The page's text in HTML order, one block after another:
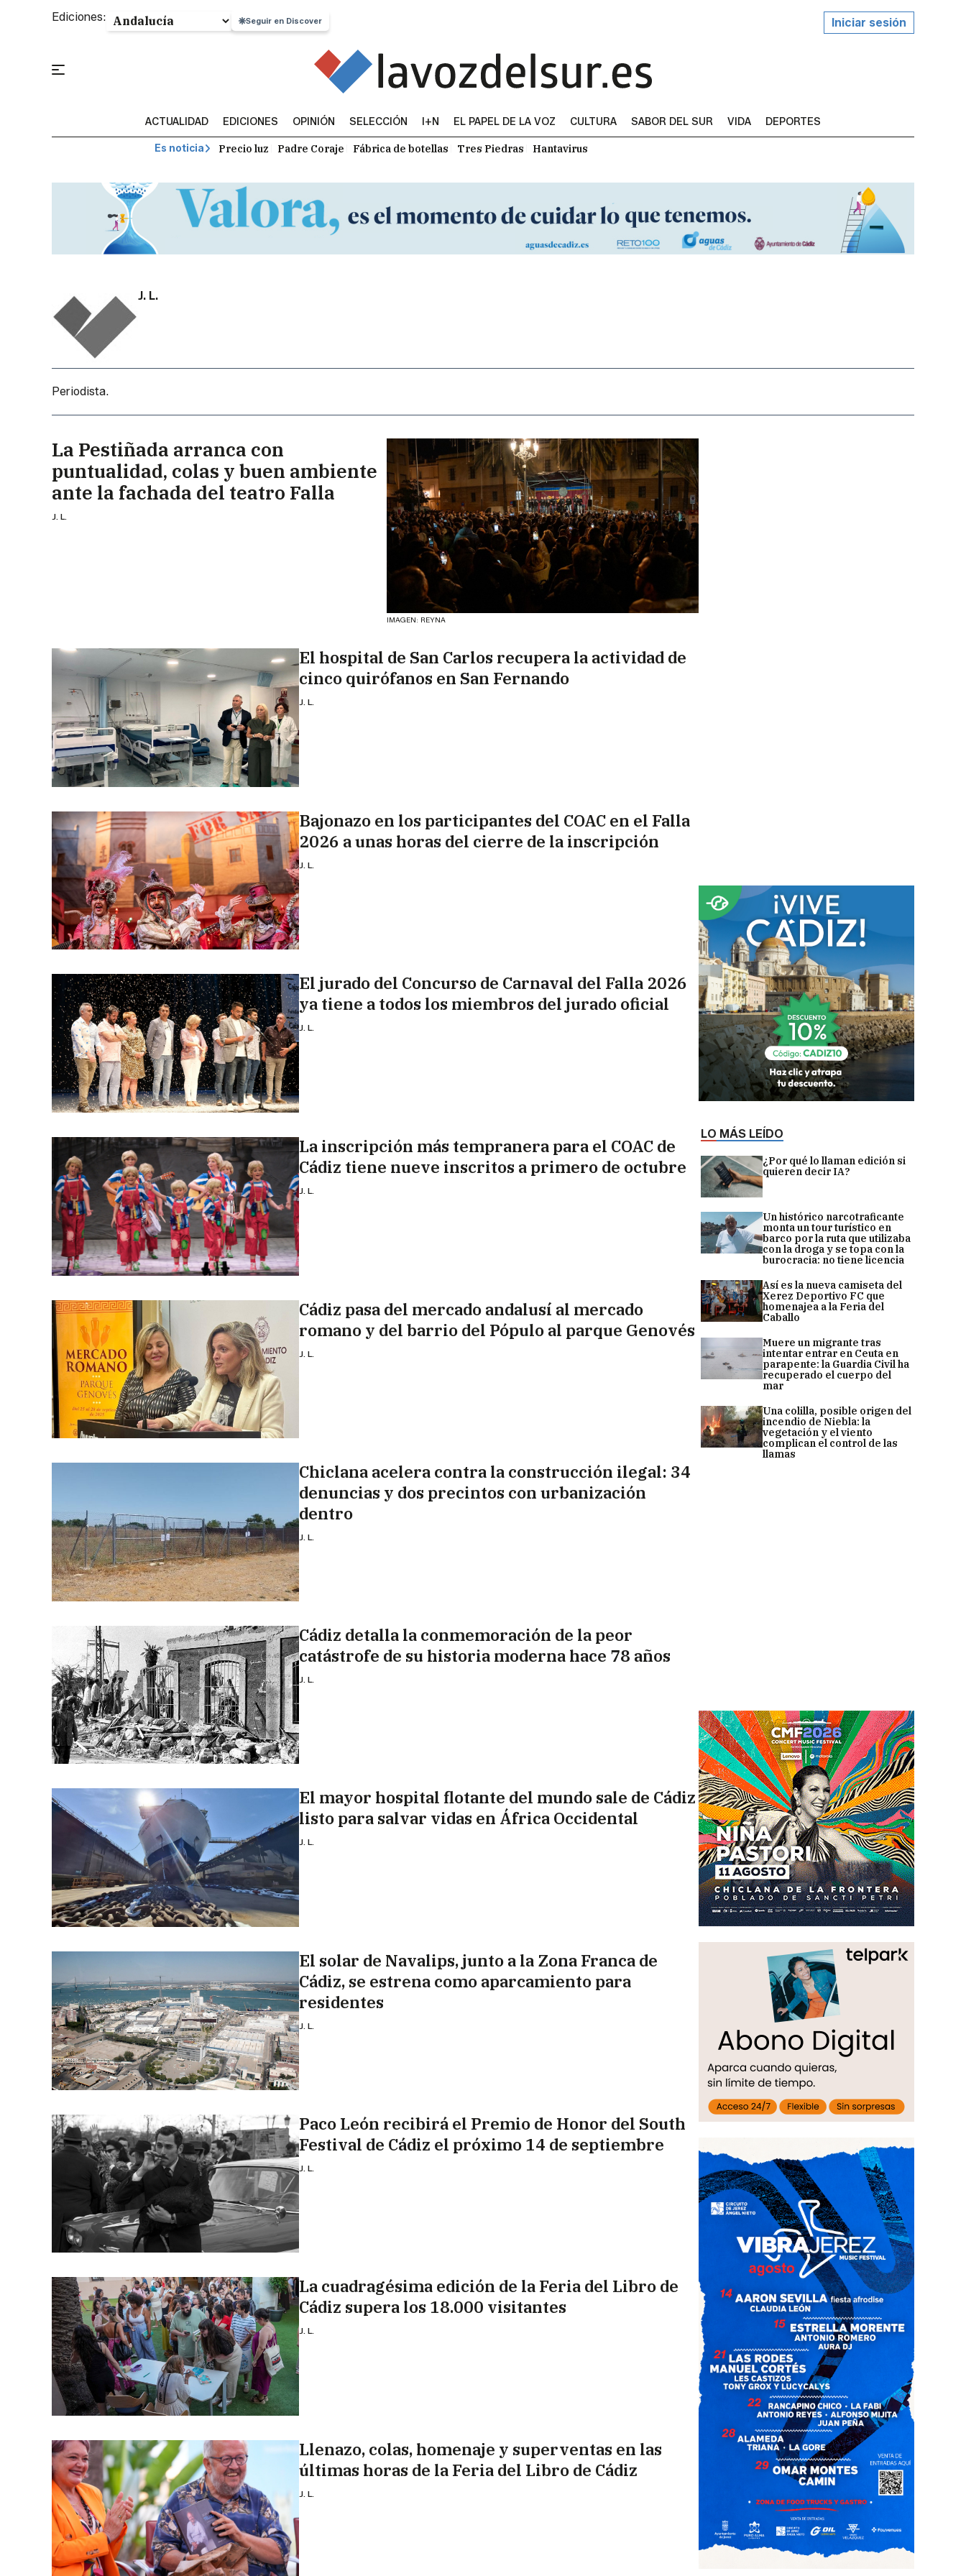
Ediciones: Seguir en Discover Iniciar sesión
ACTUALIDAD EDICIONES OPINIÓN SELECCIÓN I+N EL PAPEL DE LA VOZ CULTURA SABOR DEL SUR VIDA DEPORTES
Es noticia Precio luz Padre Coraje Fábrica de botellas Tres Piedras Hantavirus
J. L.
Periodista.
IMAGEN: REYNA
La Pestiñada arranca con
puntualidad, colas y buen ambiente
ante la fachada del teatro Falla
J. L.
El hospital de San Carlos recupera la actividad de
cinco quirófanos en San Fernando
J. L.
Bajonazo en los participantes del COAC en el Falla
2026 a unas horas del cierre de la inscripción
J. L.
El jurado del Concurso de Carnaval del Falla 2026
ya tiene a todos los miembros del jurado oficial
J. L.
La inscripción más tempranera para el COAC de
Cádiz tiene nueve inscritos a primero de octubre
J. L.
Cádiz pasa del mercado andalusí al mercado
romano y del barrio del Pópulo al parque Genovés
J. L.
Chiclana acelera contra la construcción ilegal: 34
denuncias y dos precintos con urbanización
dentro
J. L.
Cádiz detalla la conmemoración de la peor
catástrofe de su historia moderna hace 78 años
J. L.
El mayor hospital flotante del mundo sale de Cádiz
listo para salvar vidas en África Occidental
J. L.
El solar de Navalips, junto a la Zona Franca de
Cádiz, se estrena como aparcamiento para
residentes
J. L.
Paco León recibirá el Premio de Honor del South
Festival de Cádiz el próximo 14 de septiembre
J. L.
La cuadragésima edición de la Feria del Libro de
Cádiz supera los 18.000 visitantes
J. L.
Llenazo, colas, homenaje y superventas en las
últimas horas de la Feria del Libro de Cádiz
J. L.
LO MÁS LEÍDO
¿Por qué lo llaman edición si
quieren decir IA?
Un histórico narcotraficante
monta un tour turístico en
barco por la ruta que utilizaba
con la droga y se topa con la
burocracia: no tiene licencia
Así es la nueva camiseta del
Xerez Deportivo FC que
homenajea a la Feria del
Caballo
Muere un migrante tras
intentar entrar en Ceuta en
parapente: la Guardia Civil ha
recuperado el cuerpo del
mar
Una colilla, posible origen del
incendio de Niebla: la
vegetación y el viento
complican el control de las
llamas